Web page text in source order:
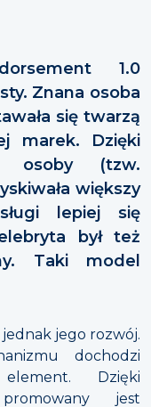
1.0
Znana osoba
się twarzą
marek. Dzięki
osoby (tzw.
większy
lepiej się
był też
Taki model
jego rozwój.
dochodzi
Dzięki
jest